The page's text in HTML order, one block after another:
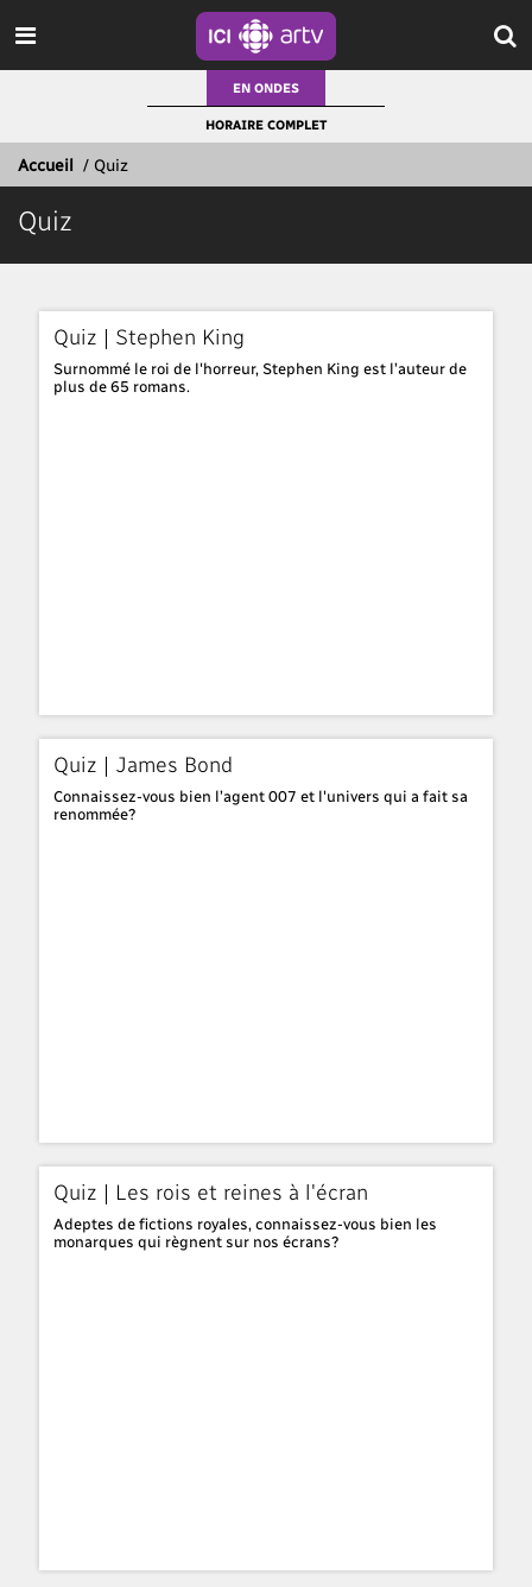
EN ONDES
HORAIRE COMPLET
Accueil / Quiz
Quiz
Quiz | Stephen King
Surnommé le roi de l'horreur, Stephen King est l’auteur de
plus de 65 romans.
Quiz | James Bond
Connaissez-vous bien l’agent 007 et l'univers qui a fait sa
renommée?
Quiz | Les rois et reines à l'écran
Adeptes de fictions royales, connaissez-vous bien les
monarques qui règnent sur nos écrans?